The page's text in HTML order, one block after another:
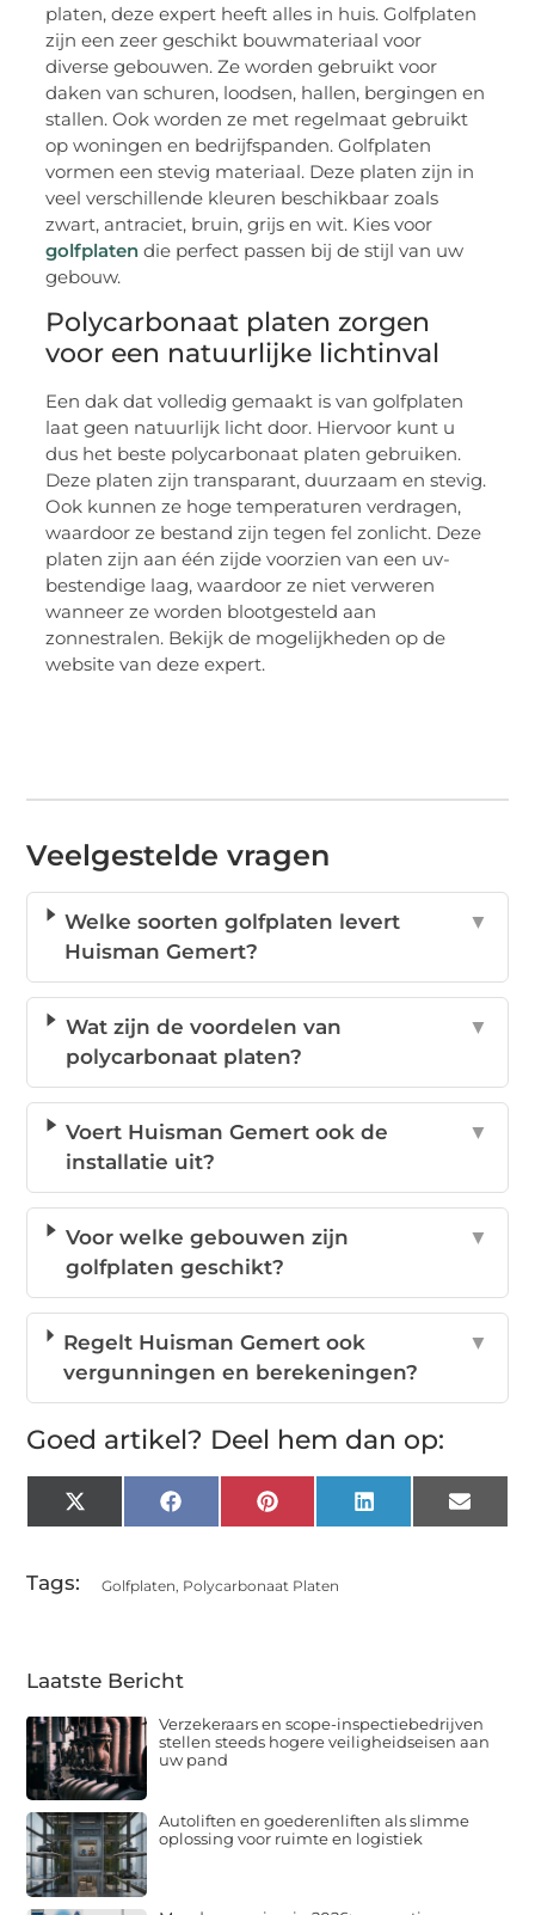
platen, deze expert heeft alles in huis. Golfplaten
zijn een zeer geschikt bouwmateriaal voor
diverse gebouwen. Ze worden gebruikt voor
daken van schuren, loodsen, hallen, bergingen en
stallen. Ook worden ze met regelmaat gebruikt
op woningen en bedrijfspanden. Golfplaten
vormen een stevig materiaal. Deze platen zijn in
veel verschillende kleuren beschikbaar zoals
zwart, antraciet, bruin, grijs en wit. Kies voor
golfplaten die perfect passen bij de stijl van uw
gebouw.
Polycarbonaat platen zorgen
voor een natuurlijke lichtinval
Een dak dat volledig gemaakt is van golfplaten
laat geen natuurlijk licht door. Hiervoor kunt u
dus het beste polycarbonaat platen gebruiken.
Deze platen zijn transparant, duurzaam en stevig.
Ook kunnen ze hoge temperaturen verdragen,
waardoor ze bestand zijn tegen fel zonlicht. Deze
platen zijn aan één zijde voorzien van een uv-
bestendige laag, waardoor ze niet verweren
wanneer ze worden blootgesteld aan
zonnestralen. Bekijk de mogelijkheden op de
website van deze expert.
Veelgestelde vragen
Welke soorten golfplaten levert
Huisman Gemert?
▼
Wat zijn de voordelen van
polycarbonaat platen?
▼
Voert Huisman Gemert ook de
installatie uit?
▼
Voor welke gebouwen zijn
golfplaten geschikt?
▼
Regelt Huisman Gemert ook
vergunningen en berekeningen?
▼
Goed artikel? Deel hem dan op:
X
(Twitter)
FacebookPinterestLinkedInEmail
Tags: Golfplaten, Polycarbonaat Platen
Laatste Bericht
Verzekeraars en scope-inspectiebedrijven
stellen steeds hogere veiligheidseisen aan
uw pand
Autoliften en goederenliften als slimme
oplossing voor ruimte en logistiek